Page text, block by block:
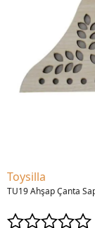
Toysilla
TU19 Ahşap Çanta